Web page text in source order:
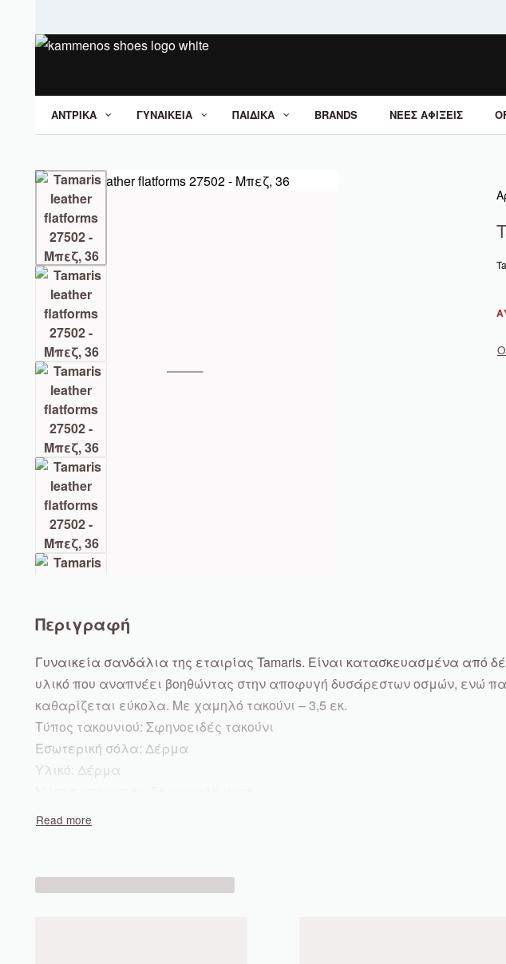
ΑΝΤΡΙΚΑ ΓΥΝΑΙΚΕΙΑ ΠΑΙΔΙΚΑ BRANDS ΝΕΕΣ ΑΦΙΞΕΙΣ
Περιγραφή
Γυναικεία σανδάλια της εταιρίας Tamaris. Είναι κατασκευασμένα από
υλικό που αναπνέει βοηθώντας στην αποφυγή δυσάρεστων οσμών, ενώ
καθαρίζεται εύκολα. Με χαμηλό τακούνι – 3,5 εκ.
Τύπος τακουνιού: Σφηνοειδές τακούνι
Εσωτερική σόλα: Δέρμα
Υλικό: Δέρμα
Εσωτερικό υλικό:
Αποσπώμενος πάτος:Όχι
Vegan:Όχι